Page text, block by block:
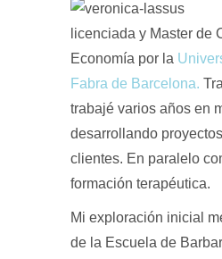
licenciada y Master de
Economía por la
Fabra de Barcelona.
trabajé varios años en
desarrollando
clientes. En paralelo
formación terapéutica.
Mi exploración inicial
de la Escuela de